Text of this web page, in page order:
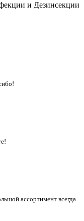
и Дезинсекции
ассортимент всегда